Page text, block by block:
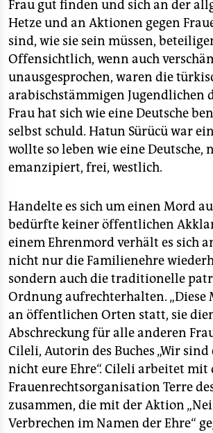
Frau gut finden und sich an der
Hetze und an Aktionen gegen
sind, wie sie sein müssen,
Offensichtlich, wenn auch
unausgesprochen, waren die
arabischstämmigen Jugendlichen
Frau hat sich wie eine Deutsche
selbst schuld. Hatun Sürücü war
wollte so leben wie eine Deutsche,
emanzipiert, frei, westlich.
Handelte es sich um einen Mord
bedürfte keiner öffentlichen
einem Ehrenmord verhält es sich
nicht nur die Familienehre
sondern auch die traditionelle
Ordnung aufrechterhalten. „Diese
an öffentlichen Orten statt, sie
Abschreckung für alle anderen
Cileli, Autorin des Buches „Wir sind
nicht eure Ehre“. Cileli arbeitet mit
Frauenrechtsorganisation Terre
zusammen, die mit der Aktion
Verbrechen im Namen der Ehre“